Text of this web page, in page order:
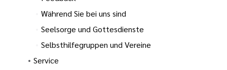
Während Sie bei uns sind
Seelsorge und Gottesdienste
Selbsthilfegruppen und Vereine
Service